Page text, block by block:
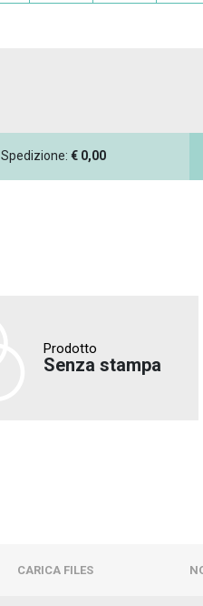
Spedizione: € 0,00
Prodotto
Senza stampa
CARICA FILES